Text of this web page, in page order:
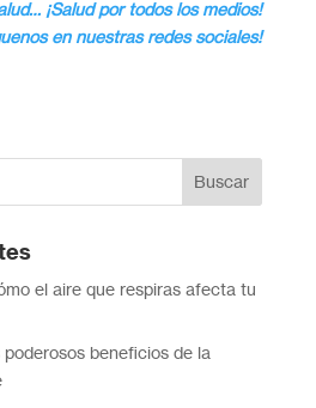
¡Salud por todos los medios!
en nuestras redes sociales!
el aire que respiras afecta tu
beneficios de la